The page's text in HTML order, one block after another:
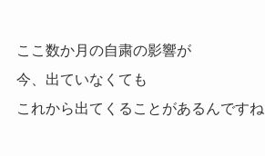
ここ数か月の自粛の影響が
今、出ていなくても
これから出てくることがあるんですね